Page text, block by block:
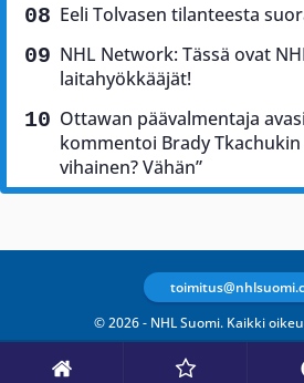
Eeli Tolvasen tilanteesta
NHL Network: Tässä ovat
laitahyökkääjät!
Ottawan päävalmentaja
kommentoi Brady
vihainen? Vähän”
© 2026 - NHL Suomi. Kaikki